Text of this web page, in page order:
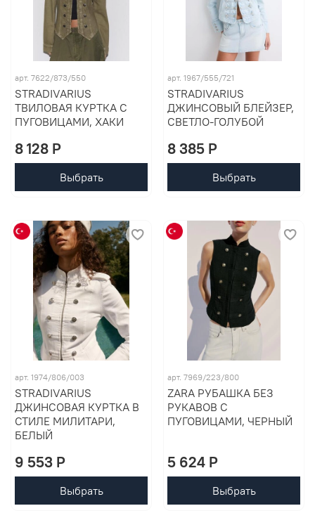
арт. 7622/873/550
STRADIVARIUS
ТВИЛОВАЯ КУРТКА С
ПУГОВИЦАМИ, ХАКИ
8 128 P
Выбрать
арт. 1967/555/721
STRADIVARIUS
ДЖИНСОВЫЙ БЛЕЙЗЕР,
СВЕТЛО-ГОЛУБОЙ
8 385 P
Выбрать
арт. 1974/806/003
STRADIVARIUS
ДЖИНСОВАЯ КУРТКА В
СТИЛЕ МИЛИТАРИ,
БЕЛЫЙ
9 553 P
Выбрать
арт. 7969/223/800
ZARA РУБАШКА БЕЗ
РУКАВОВ С
ПУГОВИЦАМИ, ЧЕРНЫЙ
5 624 P
Выбрать